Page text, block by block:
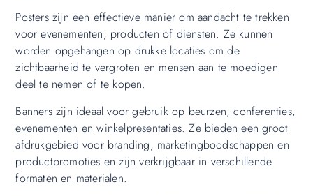
Posters zijn een effectieve manier om aandacht te trekken
voor evenementen, producten of diensten. Ze kunnen
worden opgehangen op drukke locaties om de
zichtbaarheid te vergroten en mensen aan te moedigen
deel te nemen of te kopen.
Banners zijn ideaal voor gebruik op beurzen, conferenties,
evenementen en winkelpresentaties. Ze bieden een groot
afdrukgebied voor branding, marketingboodschappen en
productpromoties en zijn verkrijgbaar in verschillende
formaten en materialen.